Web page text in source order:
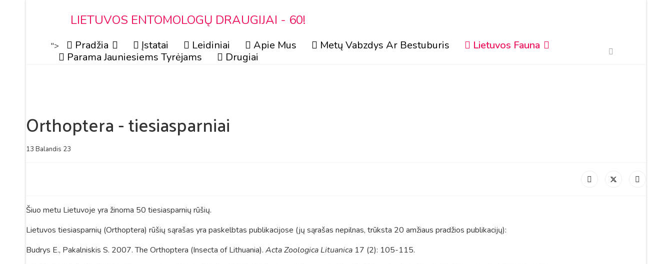
LIETUVOS ENTOMOLOGŲ DRAUGIJAI - 60!
"> Pradžia Įstatai Leidiniai Apie Mus Metų Vabzdys Ar Bestuburis
Lietuvos Fauna
Parama Jauniesiems Tyrėjams
Drugiai
Orthoptera - tiesiasparniai
13 Balandis 23
Šiuo metu Lietuvoje yra žinoma 50 tiesiasparnių rūšių.
Lietuvos tiesiasparnių (Orthoptera) rūšių sąrašas yra paskelbtas publikacijose (jų sąrašas nepilnas, trūksta 20 amžiaus pradžios publikacijų):
Budrys E., Pakalniskis S. 2007. The Orthoptera (Insecta of Lithuania). Acta Zoologica Lituanica 17 (2): 105-115.